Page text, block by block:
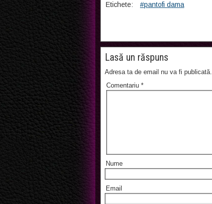
Etichete:
#pantofi dama
Lasă un răspuns
Adresa ta de email nu va fi publicată.
Comentariu *
Nume
Email